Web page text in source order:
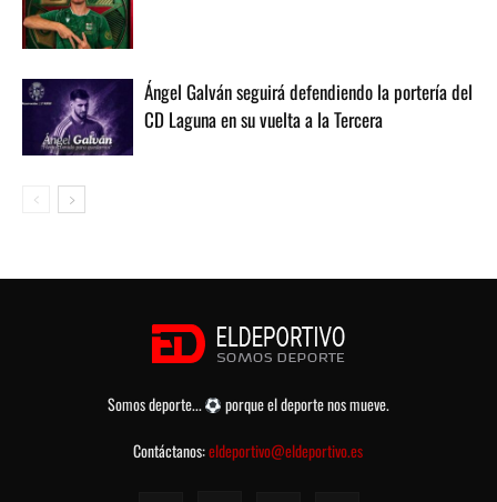
Ángel Galván seguirá defendiendo la portería del
CD Laguna en su vuelta a la Tercera
Somos deporte...
porque el deporte nos mueve.
Contáctanos:eldeportivo@eldeportivo.es